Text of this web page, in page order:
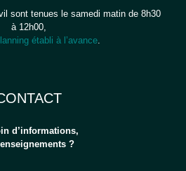
le consentement
nous utilisons des technologies
et/ou accéder aux informations des
ces technologies nous permettra de traiter
sont tenues le samedi matin de 8h30
à 12h00,
établi à l’avance.
d’informations,
?